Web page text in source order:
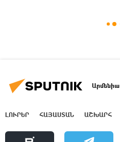
Արմենիա
ԼՈՒՐԵՐ ՀԱՅԱՍՏԱՆ ԱՇԽԱՐՀ